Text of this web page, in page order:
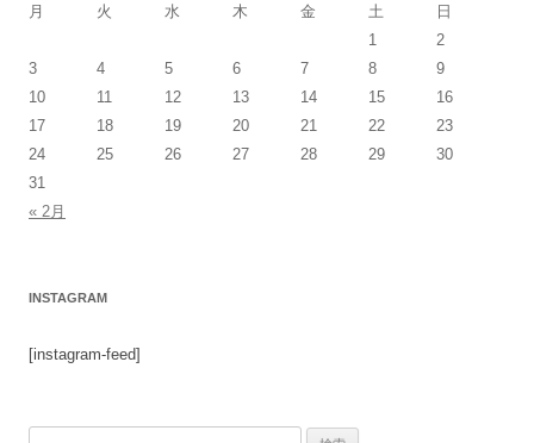
月
火 水 木 金 土
日
1
2
3
4 5 6 7 8
9
10
11 12 13 14 15
16
17
18 19 20 21 22
23
24
25 26 27 28 29
30
31
« 2月
INSTAGRAM
[instagram-feed]